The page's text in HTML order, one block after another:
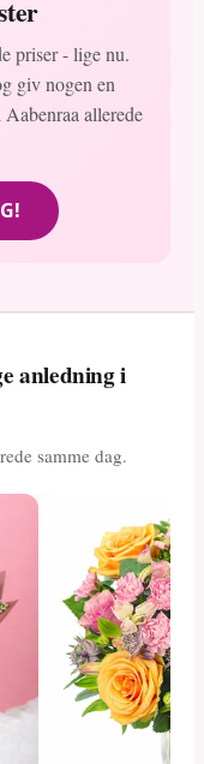
priser - lige nu.
giv nogen en
allerede
anledning i
samme dag.